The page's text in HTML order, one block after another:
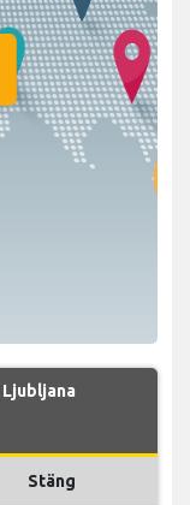
Stäng